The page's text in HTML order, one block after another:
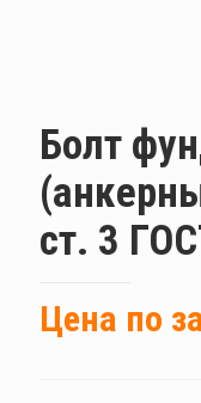
Болт
ст. 3
Цена по